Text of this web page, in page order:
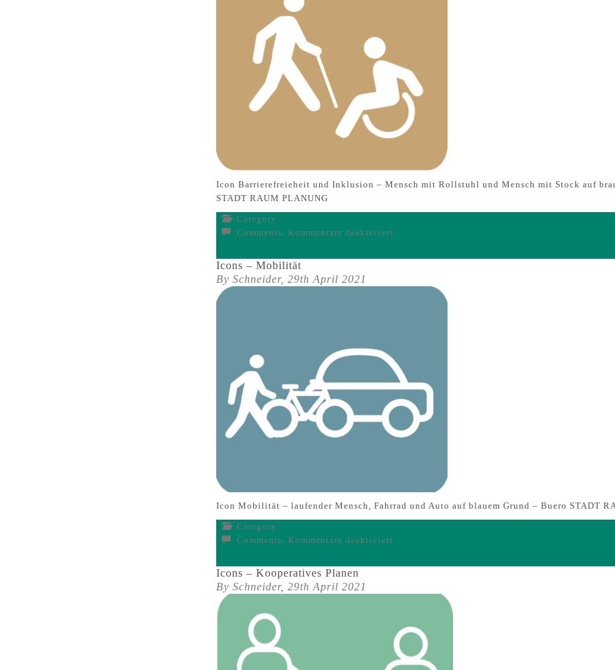
Icon Barrierefreieheit und Inklusion – Mensch mit Rollstuhl und Mensch mit Stock auf
STADT RAUM PLANUNG
Category:
Comments: Kommentare deaktiviert
-
I
Icons – Mobilität
By Schneider, 29th April 2021
Icon Mobilität – laufender Mensch, Fahrrad und Auto auf blauem Grund – Buero STADT
Category:
Comments: Kommentare deaktiviert
–
Icons – Kooperatives Planen
By Schneider, 29th April 2021